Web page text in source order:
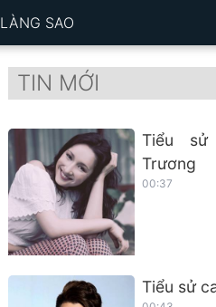
LÀNG SAO
TIN MỚI
Tiểu
Trương
00:37
Tiểu sử